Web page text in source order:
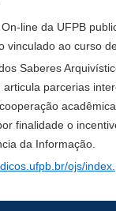
line da UFPB
vinculado ao curso
Saberes
articula parcerias
finalidade o
da Informação.
ojs/